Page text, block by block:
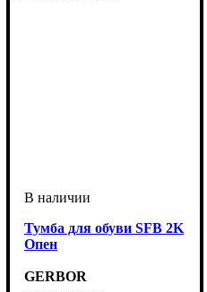
Тумба для обуви SFB 2K
Опен
GERBOR